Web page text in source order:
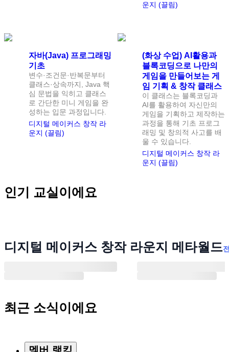
운지 (끌림)
자바(Java) 프로그래밍
기초
변수·조건문·반복문부터
클래스·상속까지, Java 핵
심 문법을 익히고 클래스
로 간단한 미니 게임을 완
성하는 입문 과정입니다.
디지털 메이커스 창작 라
운지 (끌림)
(화상 수업) AI활용과
블록코딩으로 나만의
게임을 만들어보는 게
임 기획 & 창작 클래스
이 클래스는 블록코딩과
AI를 활용하여 자신만의
게임을 기획하고 제작하는
과정을 통해 기초 프로그
래밍 및 창의적 사고를 배
울 수 있습니다.
디지털 메이커스 창작 라
운지 (끌림)
인기 교실이에요
디지털 메이커스 창작 라운지 메타월드
최근 소식이에요